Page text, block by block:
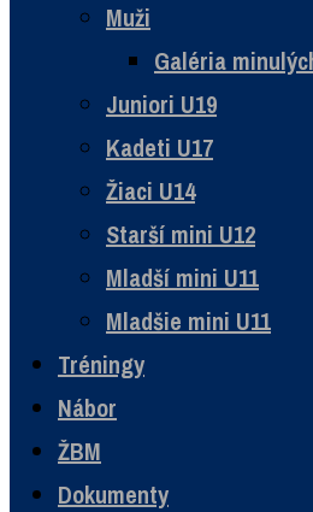
Muži
Galéria
Juniori U19
Kadeti U17
Žiaci U14
Starší mini U12
Mladší mini U11
Mladšie mini U11
Tréningy
Nábor
ŽBM
Dokumenty